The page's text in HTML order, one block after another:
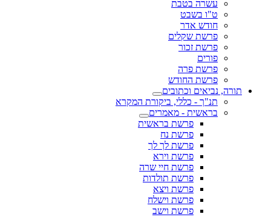
עשרה בטבת
ט"ו בשבט
חודש אדר
פרשת שקלים
פרשת זכור
פורים
פרשת פרה
פרשת החודש
תורה, נביאים וכתובים
תנ"ך - כללי, ביקורת המקרא
בראשית - מאמרים
פרשת בראשית
פרשת נח
פרשת לך לך
פרשת וירא
פרשת חיי שרה
פרשת תולדות
פרשת ויצא
פרשת וישלח
פרשת וישב